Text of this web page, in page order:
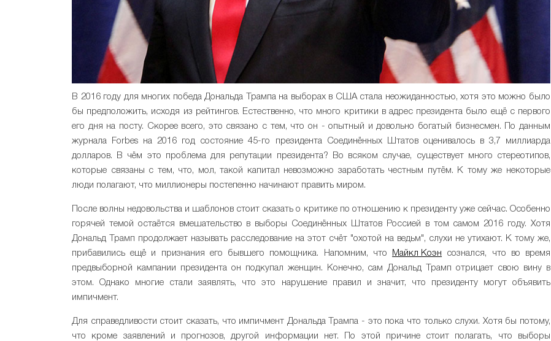
В 2016 году для многих победа Дональда Трампа на выборах в США стала неожиданностью, хотя это можно было
бы предположить, исходя из рейтингов. Естественно, что много критики в адрес президента было ещё с первого
его дня на посту. Скорее всего, это связано с тем, что он - опытный и довольно богатый бизнесмен. По данным
журнала Forbes на 2016 год состояние 45-го президента Соединённых Штатов оценивалось в 3,7 миллиарда
долларов. В чём это проблема для репутации президента? Во всяком случае, существует много стереотипов,
которые связаны с тем, что, мол, такой капитал невозможно заработать честным путём. К тому же некоторые
люди полагают, что миллионеры постепенно начинают править миром.
После волны недовольства и шаблонов стоит сказать о критике по отношению к президенту уже сейчас. Особенно
горячей темой остаётся вмешательство в выборы Соединённых Штатов Россией в том самом 2016 году. Хотя
Дональд Трамп продолжает называть расследование на этот счёт "охотой на ведьм", слухи не утихают. К тому же,
прибавились ещё и признания его бывшего помощника. Напомним, что
Майкл Коэн сознался, что во время
предвыборной кампании президента он подкупал женщин. Конечно, сам Дональд Трамп отрицает свою вину в
этом. Однако многие стали заявлять, что это нарушение правил и значит, что президенту могут объявить
импичмент.
Для справедливости стоит сказать, что импичмент Дональда Трампа - это пока что только слухи. Хотя бы потому,
что кроме заявлений и прогнозов, другой информации нет. По этой причине стоит полагать, что выборы